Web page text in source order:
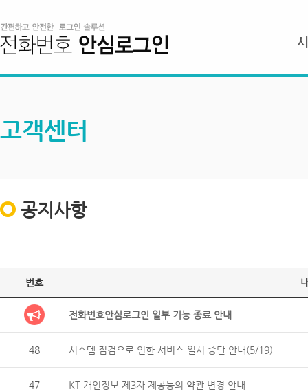
고객센터
공지사항
번호
전화번호안심로그인 일부 기능 종료 안내
48 시스템 점검으로 인한 서비스 일시 중단 안내(5/19)
47 KT 개인정보 제3자 제공동의 약관 변경 안내